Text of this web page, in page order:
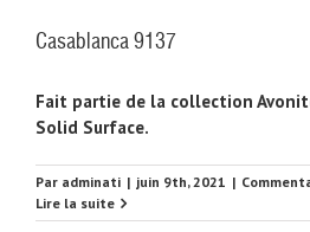
Casablanca 9137
Fait partie de la collection
Solid Surface.
Par adminati | juin 9th, 2021 |
Lire la suite